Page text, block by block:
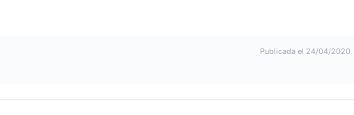
Publicada el 24/04/2020